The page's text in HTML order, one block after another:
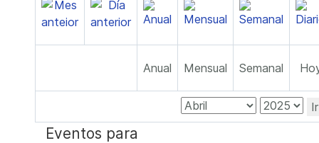
Anual Mensual Semanal
Eventos para